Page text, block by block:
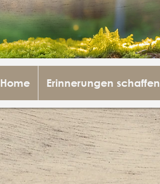
Home Erinnerungen schaffen